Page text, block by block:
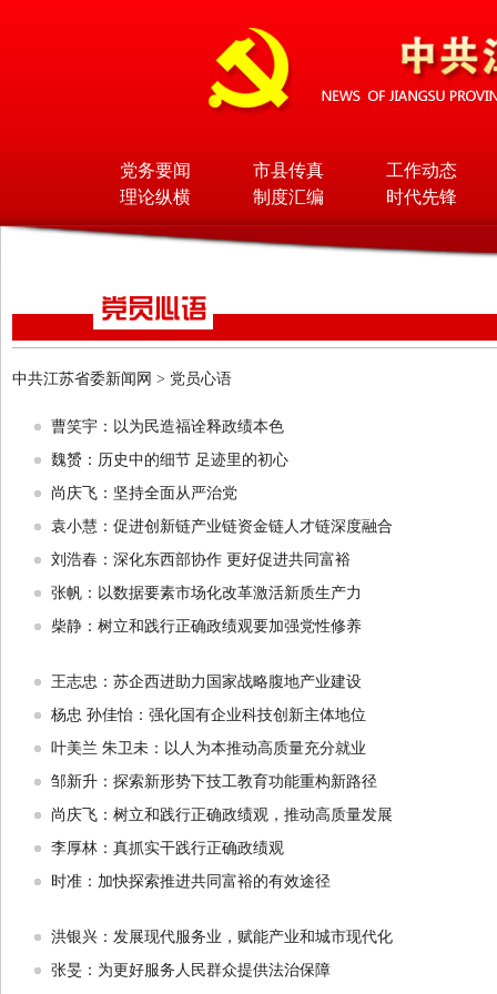
党务要闻 市县传真
工作动态
理论纵横
制度汇编 时代先锋
中共江苏省委新闻网 > 党员心语
曹笑宇：以为民造福诠释政绩本色
魏赟：历史中的细节 足迹里的初心
尚庆飞：坚持全面从严治党
袁小慧：促进创新链产业链资金链人才链深度融合
刘浩春：深化东西部协作 更好促进共同富裕
张帆：以数据要素市场化改革激活新质生产力
柴静：树立和践行正确政绩观要加强党性修养
王志忠：苏企西进助力国家战略腹地产业建设
杨忠 孙佳怡：强化国有企业科技创新主体地位
叶美兰 朱卫未：以人为本推动高质量充分就业
邹新升：探索新形势下技工教育功能重构新路径
尚庆飞：树立和践行正确政绩观，推动高质量发展
李厚林：真抓实干践行正确政绩观
时准：加快探索推进共同富裕的有效途径
洪银兴：发展现代服务业，赋能产业和城市现代化
张旻：为更好服务人民群众提供法治保障